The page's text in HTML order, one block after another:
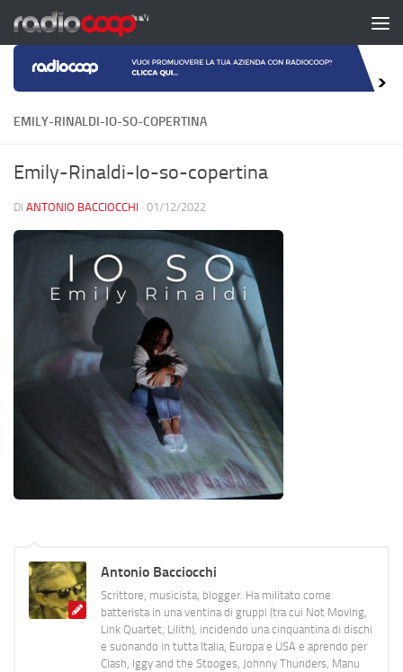
Salta al contenuto
EMILY-RINALDI-IO-SO-COPERTINA
Emily-Rinaldi-Io-so-copertina
DI ANTONIO BACCIOCCHI · 01/12/2022
Antonio Bacciocchi
Scrittore, musicista, blogger. Ha militato come
batterista in una ventina di gruppi (tra cui Not Moving,
Link Quartet, Lilith), incidendo una cinquantina di dischi
e suonando in tutta Italia, Europa e USA e aprendo per
Clash, Iggy and the Stooges, Johnny Thunders, Manu